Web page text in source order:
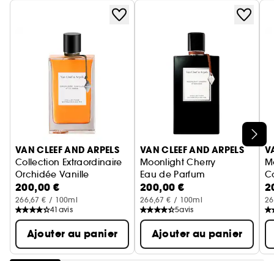
Ignorer le carrousel produits
VAN CLEEF AND ARPELS
Collection Extraordinaire
Orchidée Vanille
Eau de Parfum
200,00 €
266,67 € / 100ml
41 avis
Ajouter au panier
VAN CLEEF AND ARPELS
Moonlight Cherry
Eau de Parfum
200,00 €
266,67 € / 100ml
5avis
Ajouter au panier